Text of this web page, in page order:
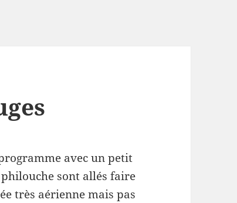
avec un petit
philouche sont allés faire
très aérienne mais pas